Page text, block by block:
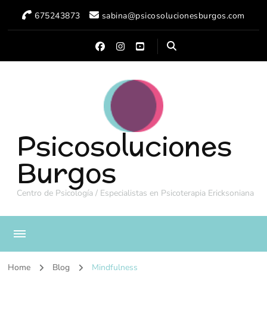
675243873 sabina@psicosolucionesburgos.com
Psicosoluciones
Burgos
Centro de Psicología / Especialistas en Psicoterapia Ericksoniana
Home Blog Mindfulness